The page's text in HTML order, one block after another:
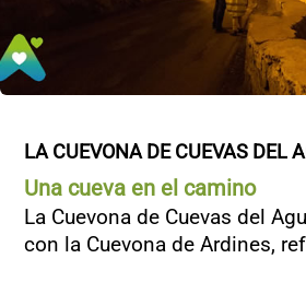
LA CUEVONA DE CUEVAS DEL
Una cueva en el camino
La Cuevona de Cuevas del
con la Cuevona de Ardines,